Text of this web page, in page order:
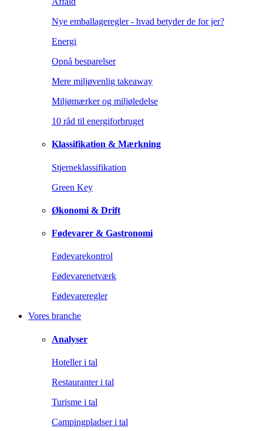
Nye emballageregler - hvad betyder de for jer?
Energi
Opnå besparelser
Mere miljøvenlig takeaway
Miljømærker og miljøledelse
10 råd til energiforbruget
Klassifikation & Mærkning
Stjerneklassifikation
Green Key
Økonomi & Drift
Fødevarer & Gastronomi
Fødevarekontrol
Fødevarenetværk
Fødevareregler
Vores branche
Analyser
Hoteller i tal
Restauranter i tal
Turisme i tal
Campingpladser i tal